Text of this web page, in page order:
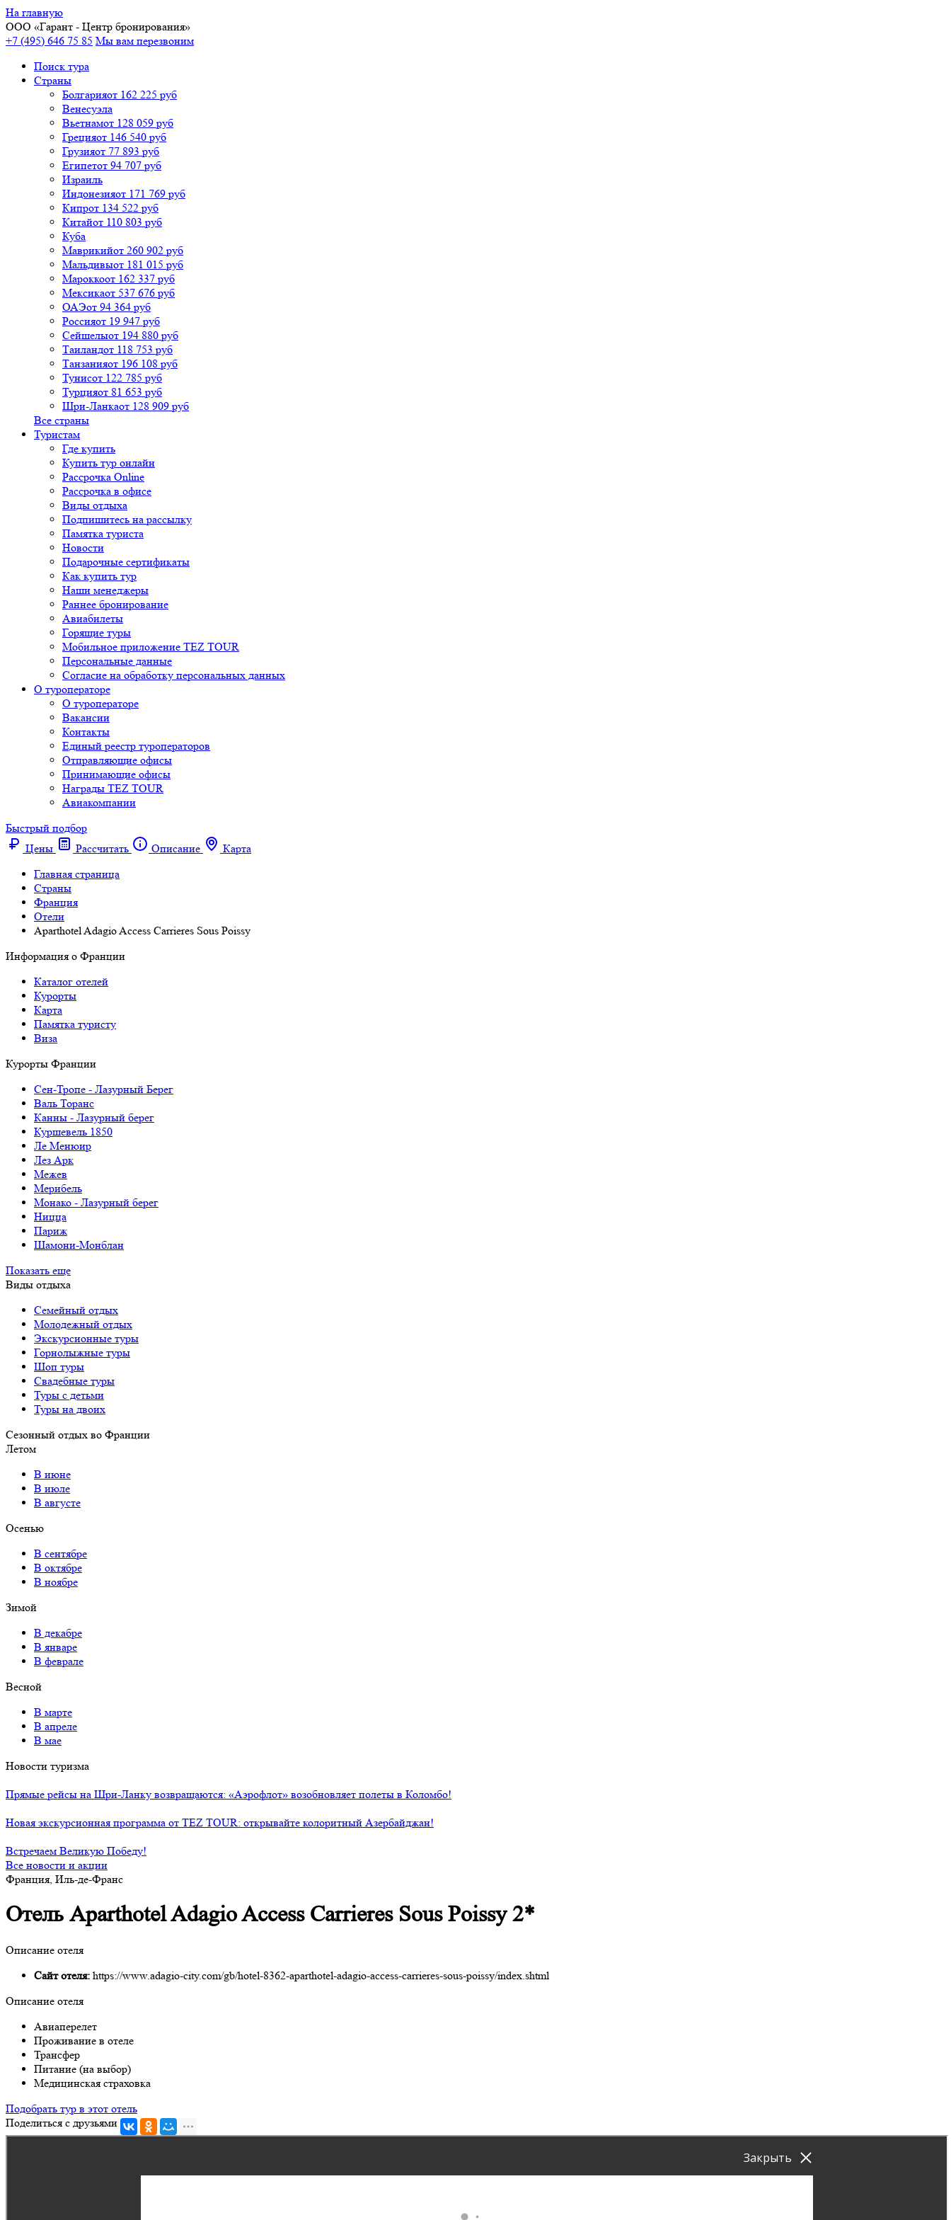
На главную
ООО «Гарант - Центр бронирования»
+7 (495) 646 75 85 Мы вам перезвоним
Поиск тура
Cтраны
Болгарияот 162 225 руб
Венесуэла
Вьетнамот 128 059 руб
Грецияот 146 540 руб
Грузияот 77 893 руб
Египетот 94 707 руб
Израиль
Индонезияот 171 769 руб
Кипрот 134 522 руб
Китайот 110 803 руб
Куба
Маврикийот 260 902 руб
Мальдивыот 181 015 руб
Мароккоот 162 337 руб
Мексикаот 537 676 руб
ОАЭот 94 364 руб
Россияот 19 947 руб
Сейшелыот 194 880 руб
Таиландот 118 753 руб
Танзанияот 196 108 руб
Тунисот 122 785 руб
Турцияот 81 653 руб
Шри-Ланкаот 128 909 руб
Все страны
Туристам
Где купить
Купить тур онлайн
Рассрочка Online
Рассрочка в офисе
Виды отдыха
Подпишитесь на рассылку
Памятка туриста
Новости
Подарочные сертификаты
Как купить тур
Наши менеджеры
Раннее бронирование
Авиабилеты
Горящие туры
Мобильное приложение TEZ TOUR
Персональные данные
Согласие на обработку персональных данных
О туроператоре
О туроператоре
Вакансии
Контакты
Единый реестр туроператоров
Отправляющие офисы
Принимающие офисы
Награды TEZ TOUR
Авиакомпании
Быстрый подбор
Цены
Рассчитать Описание
Карта
Главная страница
Cтраны
Франция
Отели
Aparthotel Adagio Access Carrieres Sous Poissy
Информация о Франции
Каталог отелей
Курорты
Карта
Памятка туристу
Виза
Курорты Франции
Cен-Тропе - Лазурный Берег
Валь Торанс
Канны - Лазурный берег
Куршевель 1850
Ле Менюир
Лез Арк
Межев
Мерибель
Монако - Лазурный берег
Ницца
Париж
Шамони-Монблан
Показать еще
Виды отдыха
Семейный отдых
Молодежный отдых
Экскурсионные туры
Горнолыжные туры
Шоп туры
Свадебные туры
Туры с детьми
Туры на двоих
Сезонный отдых во Франции
Летом
В июне
В июле
В августе
Осенью
В сентябре
В октябре
В ноябре
Зимой
В декабре
В январе
В феврале
Весной
В марте
В апреле
В мае
Новости туризма
Прямые рейсы на Шри-Ланку возвращаются: «Аэрофлот» возобновляет полеты в Коломбо!
Новая экскурсионная программа от TEZ TOUR: открывайте колоритный Азербайджан!
Встречаем Великую Победу!
Все новости и акции
Франция, Иль-де-Франс
Отель Aparthotel Adagio Access Carrieres Sous Poissy 2*
Описание отеля
Сайт отеля: https://www.adagio-city.com/gb/hotel-8362-aparthotel-adagio-access-carrieres-sous-poissy/index.shtml
Описание отеля
Авиаперелет
Проживание в отеле
Трансфер
Питание (на выбор)
Медицинская страховка
Подобрать тур в этот отель
Поделиться с друзьями